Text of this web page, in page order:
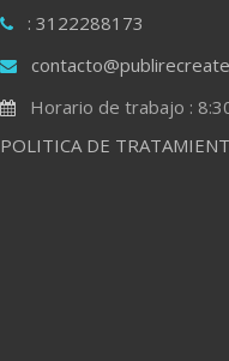
: 3122288173
Horario de trabajo :
POLITICA DE